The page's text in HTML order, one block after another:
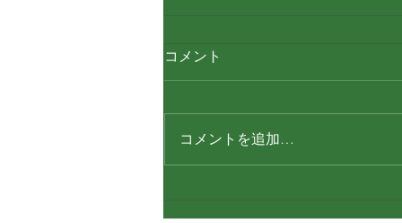
写真撮影
コメント
コメントを追加…